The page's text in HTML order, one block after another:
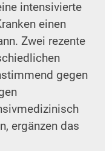
intensivierte
einen
Zwei rezente
gegen
ergänzen das